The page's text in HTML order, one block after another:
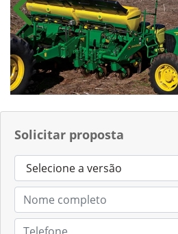
Solicitar proposta
Anterior